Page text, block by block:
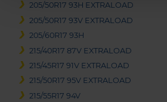
205/50R17 93H EXTRALOAD
205/50R17 93V EXTRALOAD
205/60R17 93H
215/40R17 87V EXTRALOAD
215/45R17 91V EXTRALOAD
215/50R17 95V EXTRALOAD
215/55R17 94V